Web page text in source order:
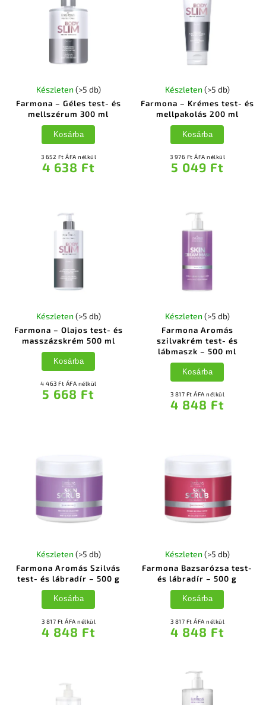
Farmona – Géles test- és
mellszérum 300 ml
Készleten (>5 db)
3 652 Ft ÁFA nélkül
4 638 Ft
Kosárba
Farmona – Krémes test- és
mellpakolás 200 ml
Készleten (>5 db)
3 976 Ft ÁFA nélkül
5 049 Ft
Kosárba
Farmona – Olajos test- és
masszázskrém 500 ml
Készleten (>5 db)
4 463 Ft ÁFA nélkül
5 668 Ft
Kosárba
Farmona Aromás
szilvakrém test- és
lábmaszk – 500 ml
Készleten (>5 db)
3 817 Ft ÁFA nélkül
4 848 Ft
Kosárba
Farmona Aromás Szilvás
test- és lábradír – 500 g
Készleten (>5 db)
3 817 Ft ÁFA nélkül
4 848 Ft
Kosárba
Farmona Bazsarózsa test-
és lábradír – 500 g
Készleten (>5 db)
3 817 Ft ÁFA nélkül
4 848 Ft
Kosárba